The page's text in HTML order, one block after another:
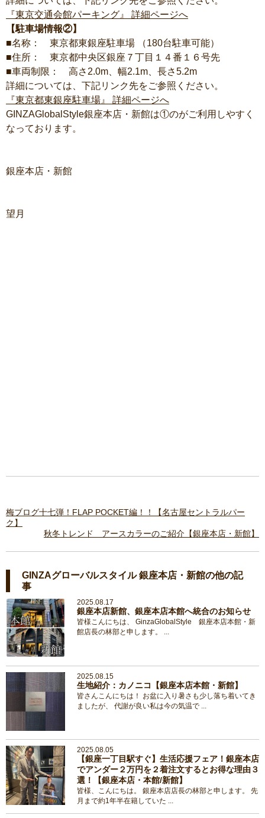
『東京交通会館パーキング』 詳細ページへ
【駐車場情報②】
■名称： 東京都東銀座駐車場 （180台駐車可能）
■住所： 東京都中央区銀座７丁目１４番１６号先
■車両制限： 高さ2.0m、幅2.1m、長さ5.2m
詳細については、下記リンク先をご参照ください。
『東京都東銀座駐車場』 詳細ページへ
GINZAGlobalStyle銀座本店・新館は①のがご利用しやすく
なっております。
銀座本店・新館
望月
梅ブログ十七弾！FLAP POCKET編！！【名古屋セントラルパー
ク】
秋冬トレンド アースカラーのご紹介【銀座本店・新館】
GINZAグローバルスタイル 銀座本店・新館の他の記
事
2025.08.17
銀座本店新館、銀座本店本館へ統合のお知らせ
皆様こんにちは、 GinzaGlobalStyle 銀座本店本館・新
館店長の林部と申します。 ...
2025.08.15
生地紹介：カノニコ【銀座本店本館・新館】
皆さんこんにちは！ お盆に入り暑さも少し落ち着いてき
ましたが、 代謝が良い私は今の気温で ...
2025.08.05
【銀座一丁目駅すぐ】生活応援フェア！銀座本店
でアンダー２万円を２着注文するとお得な理由３
選！【銀座本店・本館/新館】
皆様、こんにちは。 銀座本店店長の林部と申します。 先
月まで約1年半在籍していた ...